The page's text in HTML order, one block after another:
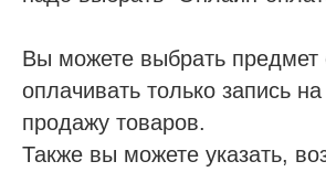
Вы можете выбрать предмет
оплачивать только запись
продажу товаров.
Также вы можете указать,
+7